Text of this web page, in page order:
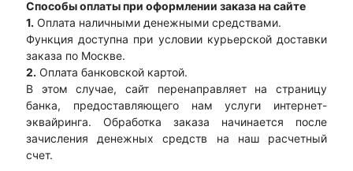
Способы оплаты при оформлении заказа на сайте
1. Оплата наличными денежными средствами.
Функция доступна при условии курьерской доставки
заказа по Москве.
2. Оплата банковской картой.
В этом случае, сайт перенаправляет на страницу
банка, предоставляющего нам услуги интернет-
эквайринга. Обработка заказа начинается после
зачисления денежных средств на наш расчетный
счет.